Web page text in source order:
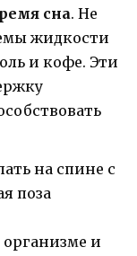
сна. Не
жидкости
и кофе. Эти
на спине с
поза
и